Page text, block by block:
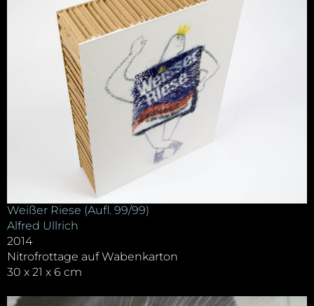
Weißer Riese (Aufl. 99/99)
Alfred Ullrich
2014
Nitrofrottage auf Wabenkarton
30 x 21 x 6 cm